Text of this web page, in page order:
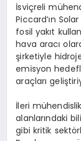
İsviçreli
Piccard’ın
fosil yakıt
hava aracı
şirketiyle
emisyon
araçları
İleri
alanlarındaki
gibi kritik